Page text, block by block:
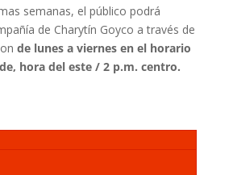
semanas, el público podrá
de Charytín Goyco a través de
de lunes a viernes en el horario
hora del este / 2 p.m. centro.